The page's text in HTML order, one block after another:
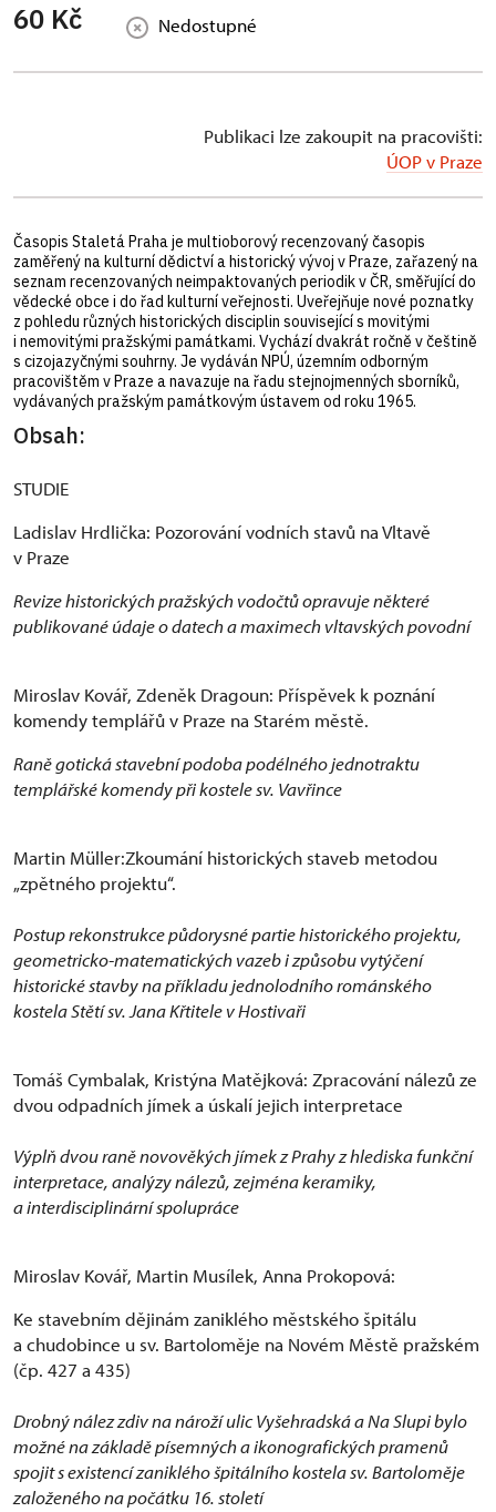
60 Kč Nedostupné
Publikaci lze zakoupit na pracovišti:
ÚOP v Praze
Časopis Staletá Praha je multioborový recenzovaný časopis
zaměřený na kulturní dědictví a historický vývoj v Praze, zařazený na
seznam recenzovaných neimpaktovaných periodik v ČR, směřující do
vědecké obce i do řad kulturní veřejnosti. Uveřejňuje nové poznatky
z pohledu různých historických disciplin související s movitými
i nemovitými pražskými památkami. Vychází dvakrát ročně v češtině
s cizojazyčnými souhrny. Je vydáván NPÚ, územním odborným
pracovištěm v Praze a navazuje na řadu stejnojmenných sborníků,
vydávaných pražským památkovým ústavem od roku 1965.
Obsah:
STUDIE
Ladislav Hrdlička: Pozorování vodních stavů na Vltavě
v Praze
Revize historických pražských vodočtů opravuje některé
publikované údaje o datech a maximech vltavských povodní
Miroslav Kovář, Zdeněk Dragoun: Příspěvek k poznání
komendy templářů v Praze na Starém městě.
Raně gotická stavební podoba podélného jednotraktu
templářské komendy při kostele sv. Vavřince
Martin Müller:Zkoumání historických staveb metodou
„zpětného projektu“.
Postup rekonstrukce půdorysné partie historického projektu,
geometricko-matematických vazeb i způsobu vytýčení
historické stavby na příkladu jednolodního románského
kostela Stětí sv. Jana Křtitele v Hostivaři
Tomáš Cymbalak, Kristýna Matějková: Zpracování nálezů ze
dvou odpadních jímek a úskalí jejich interpretace
Výplň dvou raně novověkých jímek z Prahy z hlediska funkční
interpretace, analýzy nálezů, zejména keramiky,
a interdisciplinární spolupráce
Miroslav Kovář, Martin Musílek, Anna Prokopová:
Ke stavebním dějinám zaniklého městského špitálu
a chudobince u sv. Bartoloměje na Novém Městě pražském
(čp. 427 a 435)
Drobný nález zdiv na nároží ulic Vyšehradská a Na Slupi bylo
možné na základě písemných a ikonografických pramenů
spojit s existencí zaniklého špitálního kostela sv. Bartoloměje
založeného na počátku 16. století